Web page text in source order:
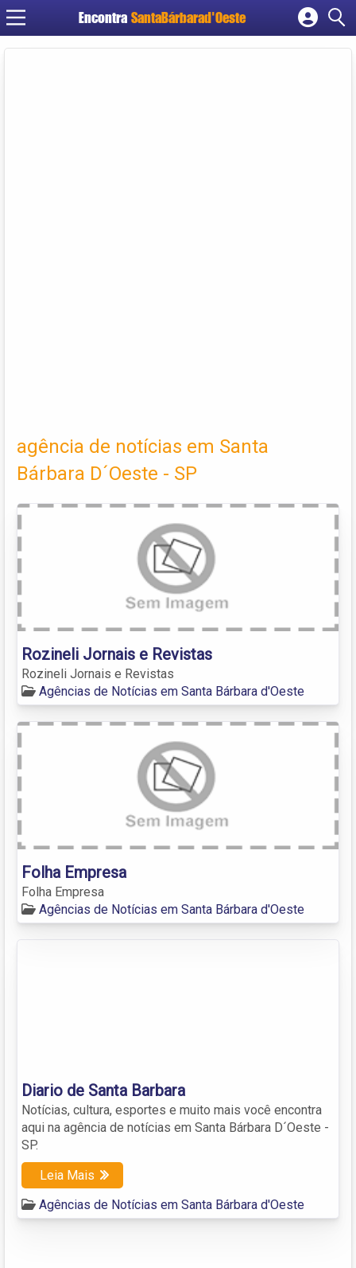
Encontra SantaBárbarad'Oeste
Cadastrar empresa
agência de notícias em Santa
Bárbara D´Oeste - SP
Rozineli Jornais e Revistas
Rozineli Jornais e Revistas
Agências de Notícias em Santa Bárbara d'Oeste
Folha Empresa
Folha Empresa
Agências de Notícias em Santa Bárbara d'Oeste
Diario de Santa Barbara
Notícias, cultura, esportes e muito mais você encontra
aqui na agência de notícias em Santa Bárbara D´Oeste -
SP.
Leia Mais
Agências de Notícias em Santa Bárbara d'Oeste